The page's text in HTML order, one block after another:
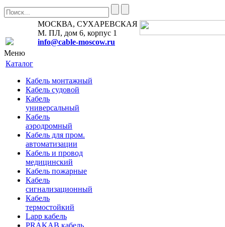
МОСКВА, СУХАРЕВСКАЯ
М. ПЛ, дом 6, корпус 1
info@cable-moscow.ru
Меню
Каталог
Кабель монтажный
Кабель судовой
Кабель
универсальный
Кабель
аэродромный
Кабель для пром.
автоматизации
Кабель и провод
медицинский
Кабель пожарные
Кабель
сигнализационный
Кабель
термостойкий
Lapp кабель
PRAKAB кабель